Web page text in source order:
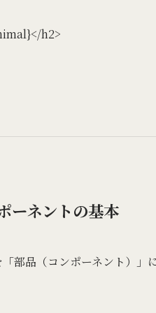
h2>
ーネントの基本
部品（コンポーネント）」